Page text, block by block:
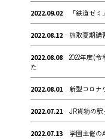
2022.09.02 「鉄道ゼ
2022.08.12 旅取夏期講
2022.08.08
2022年度(
た
2022.08.01 新型コロナ
2022.07.21 JR貨物の
2022.07.13 学園主催の